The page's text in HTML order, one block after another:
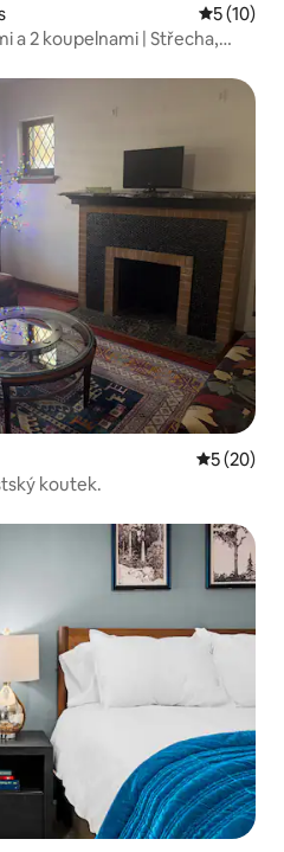
Průměrné
5 (10)
a 2 koupelnami | Střecha,
Průměrné
5 (20)
koutek.
u hostů